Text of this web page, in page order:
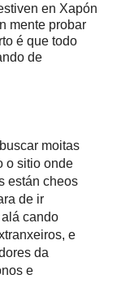
en Xapón
mente probar
é que todo
de
moitas
o sitio onde
están cheos
de ir
cando
e
da
e